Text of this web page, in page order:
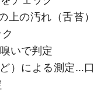
の汚れ（舌苔）
いで判定
）による測定…口